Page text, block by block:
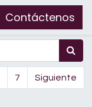
Contáctenos
7 Siguiente